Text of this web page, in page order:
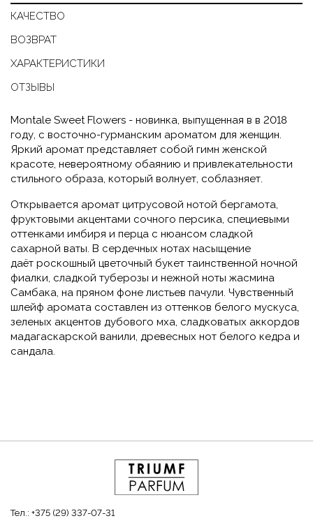
КАЧЕСТВО
ВОЗВРАТ
ХАРАКТЕРИСТИКИ
ОТЗЫВЫ
Montale Sweet Flowers - новинка, выпущенная в в 2018
году, с восточно-гурманским ароматом для женщин.
Яркий аромат представляет собой гимн женской
красоте, невероятному обаянию и привлекательности
стильного образа, который волнует, соблазняет.
Открывается аромат цитрусовой нотой бергамота,
фруктовыми акцентами сочного персика, специевыми
оттенками имбиря и перца с нюансом сладкой
сахарной ваты. В сердечных нотах насыщение
даёт роскошный цветочный букет таинственной ночной
фиалки, сладкой туберозы и нежной ноты жасмина
Самбака, на пряном фоне листьев пачули. Чувственный
шлейф аромата составлен из оттенков белого мускуса,
зеленых акцентов дубового мха, сладковатых аккордов
мадагаскарской ванили, древесных нот белого кедра и
сандала.
Тел.: +375 (29) 337-07-31